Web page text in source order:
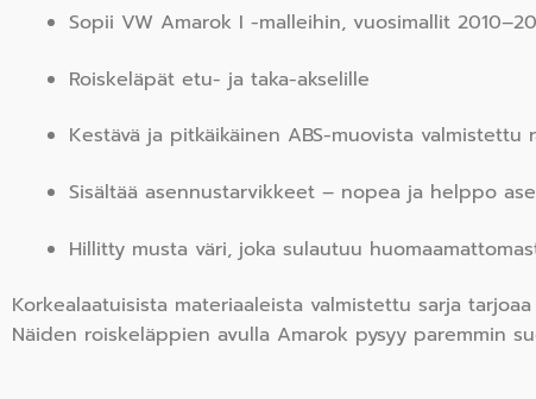
Sopii VW Amarok I -malleihin, vuosimallit
Roiskeläpät etu- ja taka-akselille
Kestävä ja pitkäikäinen ABS-muovista
Sisältää asennustarvikkeet – nopea ja helppo
Hillitty musta väri, joka sulautuu
Korkealaatuisista materiaaleista valmistettu sarja
Näiden roiskeläppien avulla Amarok pysyy paremmin